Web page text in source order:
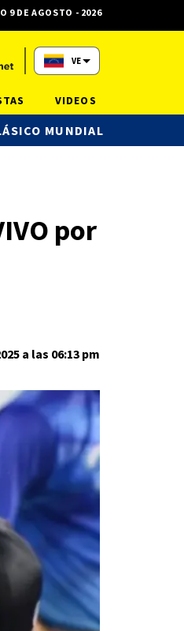
por
a las 06:13 pm
9 DE AGOSTO - 2026
VE
MUNDIAL
VIDEOS